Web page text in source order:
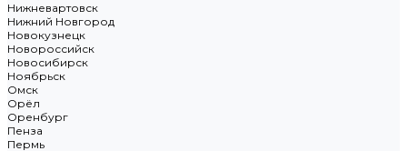
Нижневартовск
Нижний Новгород
Новокузнецк
Новороссийск
Новосибирск
Ноябрьск
Омск
Орёл
Оренбург
Пенза
Пермь